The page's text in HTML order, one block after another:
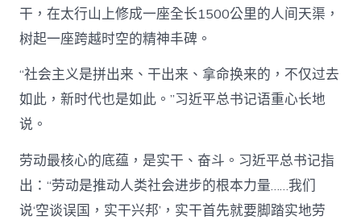
干，在太行山上修成一座全长1500公里的人间天渠，
树起一座跨越时空的精神丰碑。
“社会主义是拼出来、干出来、拿命换来的，不仅过去
如此，新时代也是如此。”习近平总书记语重心长地
说。
劳动最核心的底蕴，是实干、奋斗。习近平总书记指
出：“劳动是推动人类社会进步的根本力量……我们
说‘空谈误国，实干兴邦’，实干首先就要脚踏实地劳